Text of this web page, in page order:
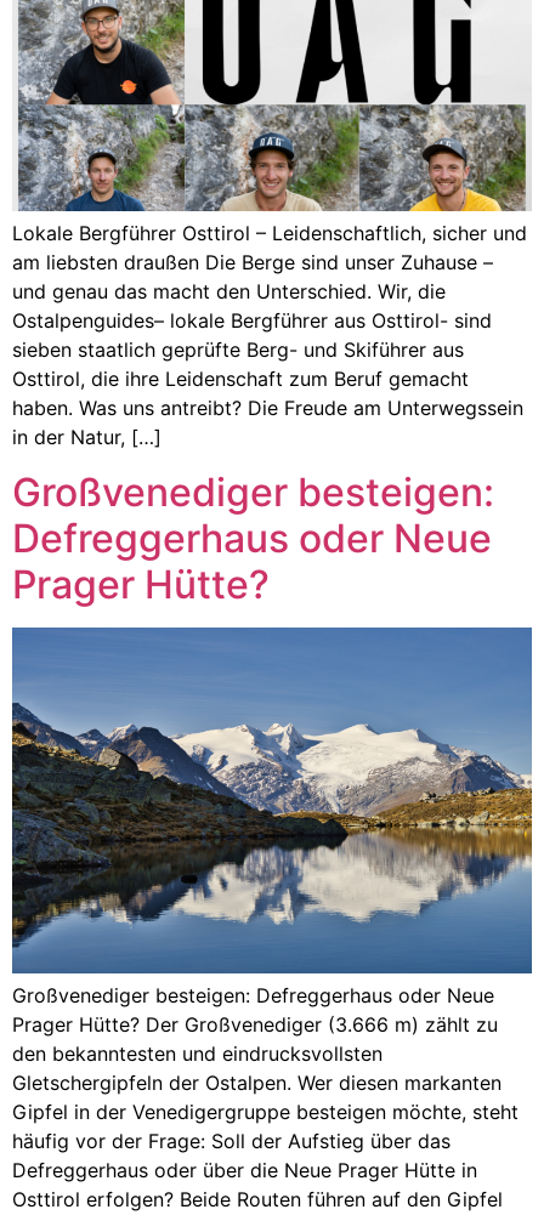
Lokale Bergführer Osttirol – Leidenschaftlich, sicher und
am liebsten draußen Die Berge sind unser Zuhause –
und genau das macht den Unterschied. Wir, die
Ostalpenguides– lokale Bergführer aus Osttirol- sind
sieben staatlich geprüfte Berg- und Skiführer aus
Osttirol, die ihre Leidenschaft zum Beruf gemacht
haben. Was uns antreibt? Die Freude am Unterwegssein
in der Natur, […]
Großvenediger besteigen:
Defreggerhaus oder Neue
Prager Hütte?
Großvenediger besteigen: Defreggerhaus oder Neue
Prager Hütte? Der Großvenediger (3.666 m) zählt zu
den bekanntesten und eindrucksvollsten
Gletschergipfeln der Ostalpen. Wer diesen markanten
Gipfel in der Venedigergruppe besteigen möchte, steht
häufig vor der Frage: Soll der Aufstieg über das
Defreggerhaus oder über die Neue Prager Hütte in
Osttirol erfolgen? Beide Routen führen auf den Gipfel